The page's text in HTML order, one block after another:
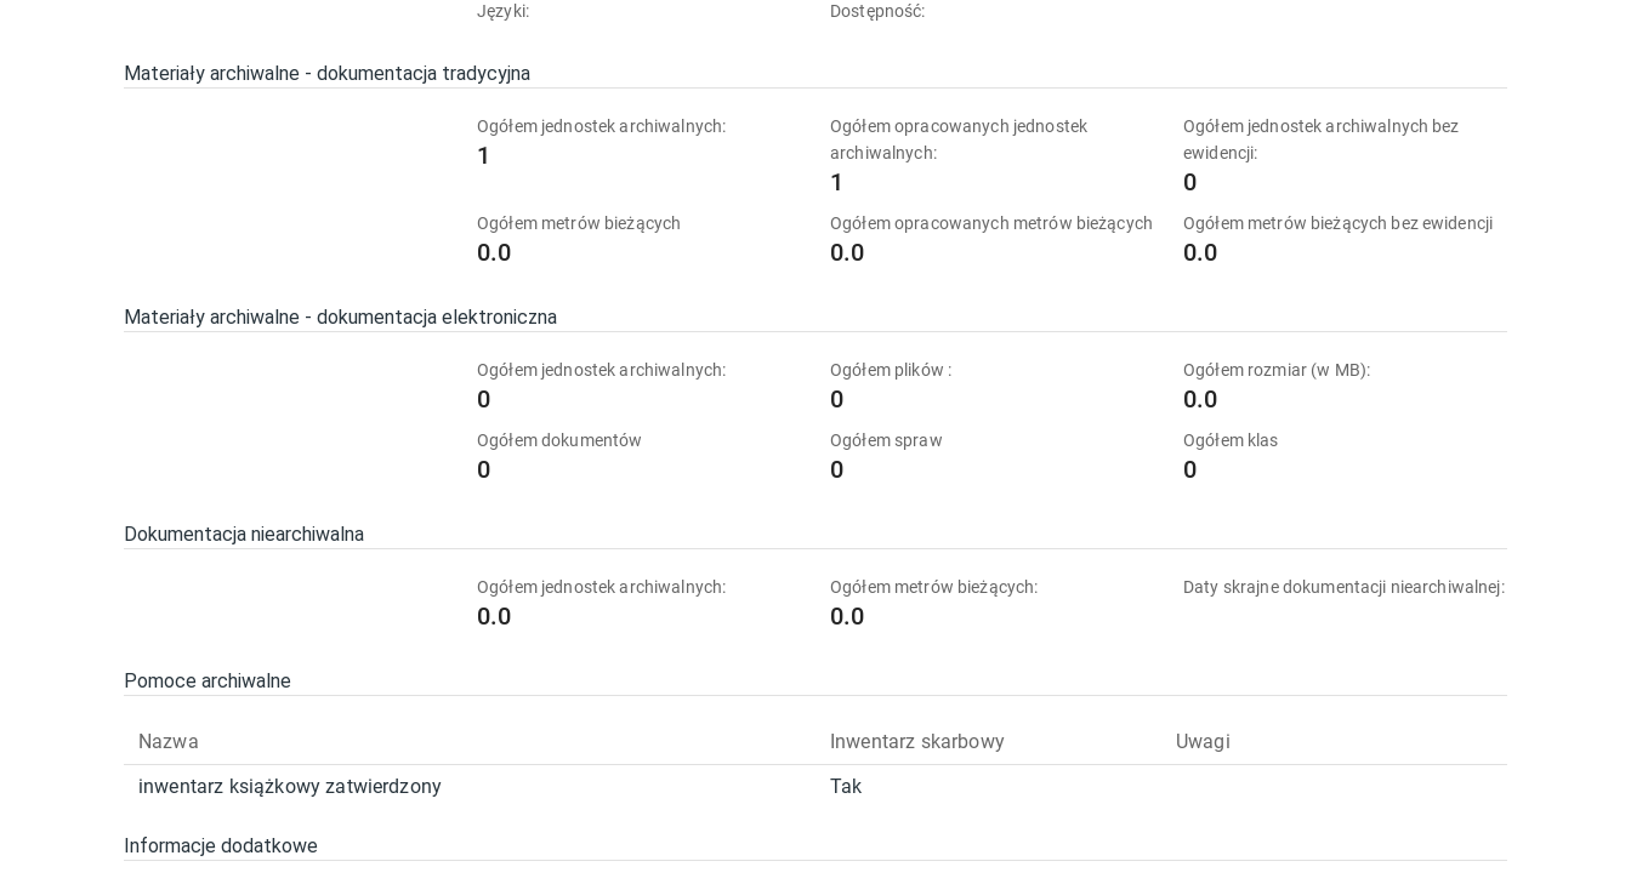
Języki: Dostępność:
Materiały archiwalne - dokumentacja tradycyjna
Ogółem jednostek archiwalnych:
1
Ogółem opracowanych jednostek
archiwalnych:
1
Ogółem jednostek archiwalnych bez
ewidencji:
0
Ogółem metrów bieżących
0.0
Ogółem opracowanych metrów bieżących
0.0
Ogółem metrów bieżących bez ewidencji
0.0
Materiały archiwalne - dokumentacja elektroniczna
Ogółem jednostek archiwalnych:
0
Ogółem plików :
0
Ogółem rozmiar (w MB):
0.0
Ogółem dokumentów
0
Ogółem spraw
0
Ogółem klas
0
Dokumentacja niearchiwalna
Ogółem jednostek archiwalnych:
0.0
Ogółem metrów bieżących:
0.0
Daty skrajne dokumentacji niearchiwalnej:
Pomoce archiwalne
Nazwa Inwentarz skarbowy
Uwagi
inwentarz książkowy zatwierdzony
Tak
Informacje dodatkowe